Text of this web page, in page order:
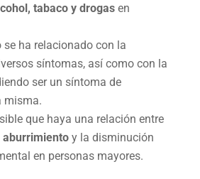
tabaco y drogasen
se ha relacionado con la
síntomas, así como con la
ser un síntoma de
misma.
que haya una relación entre
aburrimientoy la disminución
en personas mayores.